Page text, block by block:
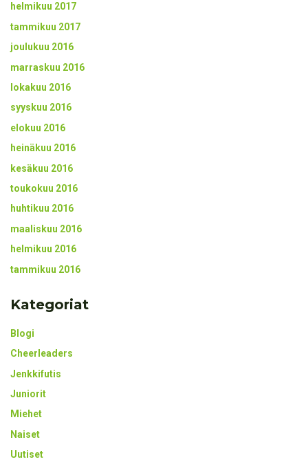
helmikuu 2017
tammikuu 2017
joulukuu 2016
marraskuu 2016
lokakuu 2016
syyskuu 2016
elokuu 2016
heinäkuu 2016
kesäkuu 2016
toukokuu 2016
huhtikuu 2016
maaliskuu 2016
helmikuu 2016
tammikuu 2016
Kategoriat
Blogi
Cheerleaders
Jenkkifutis
Juniorit
Miehet
Naiset
Uutiset